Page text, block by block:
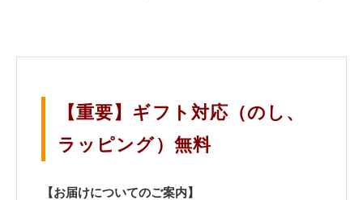
【重要】ギフト対応（のし、
ラッピング）無料
【お届けについてのご案内】